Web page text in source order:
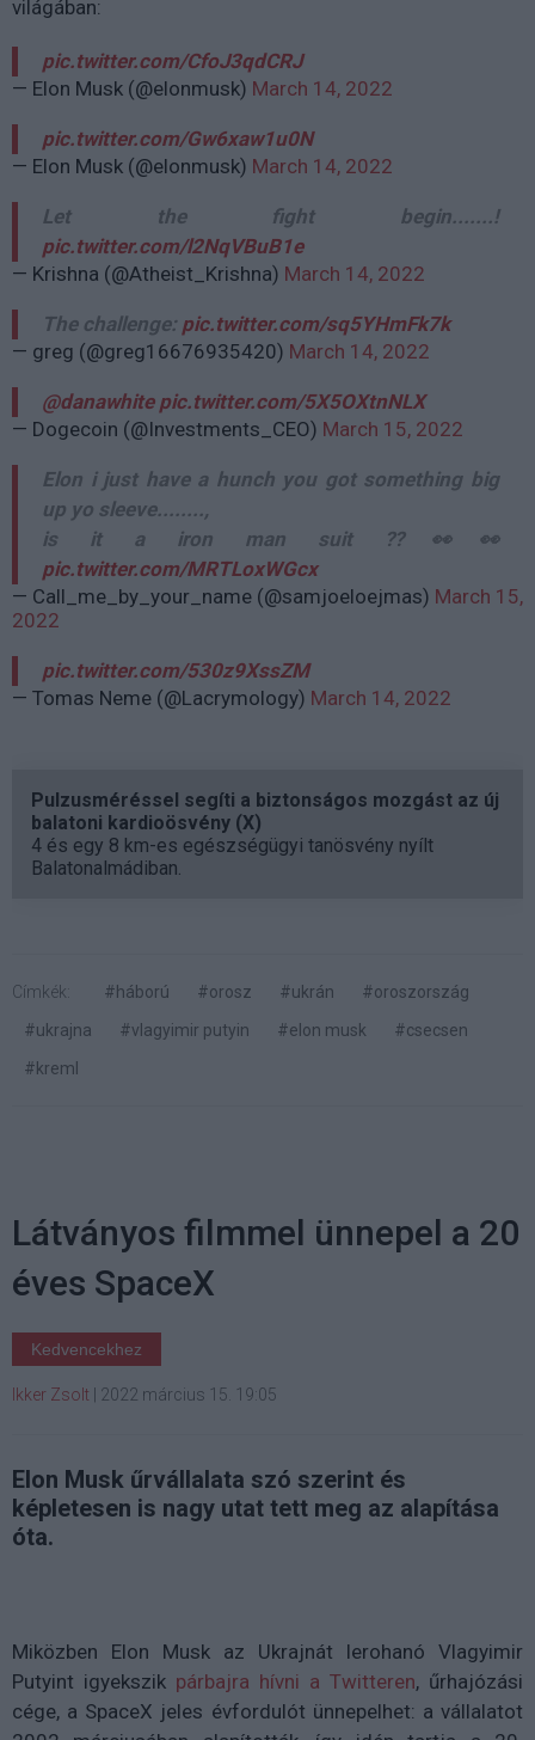
világában:
pic.twitter.com/CfoJ3qdCRJ
— Elon Musk (@elonmusk) March 14, 2022
pic.twitter.com/Gw6xaw1u0N
— Elon Musk (@elonmusk) March 14, 2022
Let the fight begin.......!
pic.twitter.com/l2NqVBuB1e
— Krishna (@Atheist_Krishna) March 14, 2022
The challenge: pic.twitter.com/sq5YHmFk7k
— greg (@greg16676935420) March 14, 2022
@danawhite pic.twitter.com/5X5OXtnNLX
— Dogecoin (@Investments_CEO) March 15, 2022
Elon i just have a hunch you got something big
up yo sleeve........,
is it a iron man suit ??👀👀
pic.twitter.com/MRTLoxWGcx
— Call_me_by_your_name (@samjoeloejmas) March 15,
2022
pic.twitter.com/530z9XssZM
— Tomas Neme (@Lacrymology) March 14, 2022
Pulzusméréssel segíti a biztonságos mozgást az új
balatoni kardioösvény (X)
4 és egy 8 km-es egészségügyi tanösvény nyílt
Balatonalmádiban.
Címkék: #háború #orosz #ukrán
#oroszország
#ukrajna
#vlagyimir putyin #elon musk
#csecsen
#kreml
Látványos filmmel ünnepel a 20
éves SpaceX
Kedvencekhez
Ikker Zsolt 2022 március 15. 19:05
Elon Musk űrvállalata szó szerint és
képletesen is nagy utat tett meg az alapítása
óta.
Miközben Elon Musk az Ukrajnát lerohanó Vlagyimir
Putyint igyekszik párbajra hívni a Twitteren, űrhajózási
cége, a SpaceX jeles évfordulót ünnepelhet: a vállalatot